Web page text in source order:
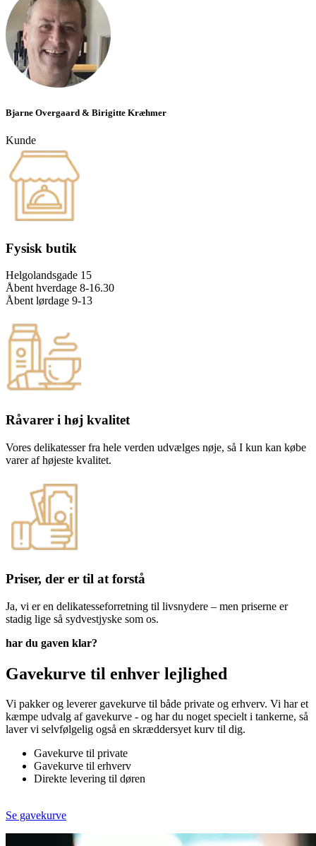
Bjarne Overgaard & Birigitte Kræhmer
Kunde
Fysisk butik
Helgolandsgade 15
Åbent hverdage 8-16.30
Åbent lørdage 9-13
Råvarer i høj kvalitet
Vores delikatesser fra hele verden udvælges nøje, så I kun kan købe
varer af højeste kvalitet.
Priser, der er til at forstå
Ja, vi er en delikatesseforretning til livsnydere – men priserne er
stadig lige så sydvestjyske som os.
har du gaven klar?
Gavekurve til enhver lejlighed
Vi pakker og leverer gavekurve til både private og erhverv. Vi har et
kæmpe udvalg af gavekurve - og har du noget specielt i tankerne, så
laver vi selvfølgelig også en skræddersyet kurv til dig.
Gavekurve til private
Gavekurve til erhverv
Direkte levering til døren
Se gavekurve